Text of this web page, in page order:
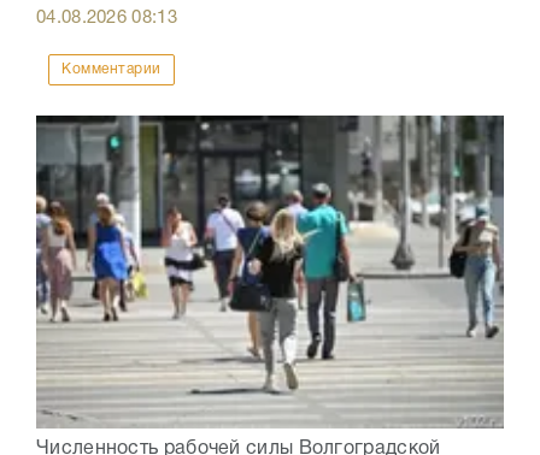
04.08.202608:13
Комментарии
Численность рабочей силы Волгоградской